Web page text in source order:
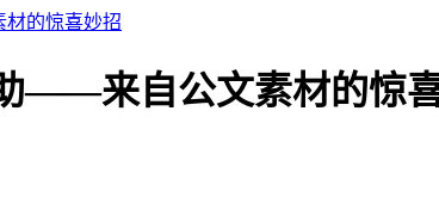
的惊喜妙招
——来自公文素材的惊